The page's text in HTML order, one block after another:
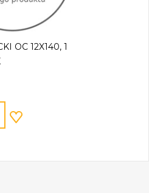
OC 12X140, 1